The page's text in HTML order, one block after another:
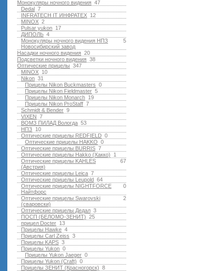
47
Монокуляры ночного видения
7
Dedal
12
INFRATECH IT ИНФРАТЕХ
2
MINOX
17
Pulsar yukon
4
ДИПОЛЬ
5
Монокуляры ночного видения НПЗ
Новосибирский завод
20
Насадки ночного видения
38
Подсветки ночного видения
347
Оптические прицелы
10
MINOX
31
Nikon
0
Прицелы Nikon Buckmasters
5
Прицелы Nikon Fieldmaster
19
Прицелы Nikon Monarch
7
Прицелы Nikon ProStaff
9
Schmidt & Bender
7
VIXEN
53
ВОМЗ ПИЛАД Вологда
10
НПЗ
0
Оптические прицелы REDFIELD
0
Оптические прицелы HAKKO
7
Оптические прицелы BURRIS
1
Оптические прицелы Hakko (Хакко)
67
Оптические прицелы KAHLES
(Австрия)
7
Оптические прицелы Leica
64
Оптические прицелы Leupold
0
Оптические прицелы NIGHTFORCE
Найтфорс
2
Оптические прицелы Swarovski
(сваровски)
3
Оптические прицелы Дедал
25
ПОСП (БЕЛОМО-ЗЕНИТ)
13
прицел Docter
4
Прицелы Hawke
3
Прицелы Carl Zeiss
3
Прицелы KAPS
0
Прицелы Yukon
0
Прицелы Yukon Jaeger
0
Прицелы Yukon (Craft)
8
Прицелы ЗЕНИТ (Красногорск)